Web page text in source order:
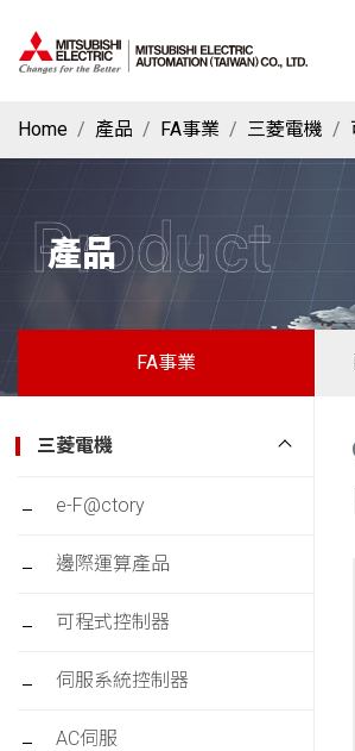
Home 產品 FA事業 三菱電機
產品
Product
FA事業
三菱電機
e-F@ctory
邊際運算產品
可程式控制器
伺服系統控制器
AC伺服